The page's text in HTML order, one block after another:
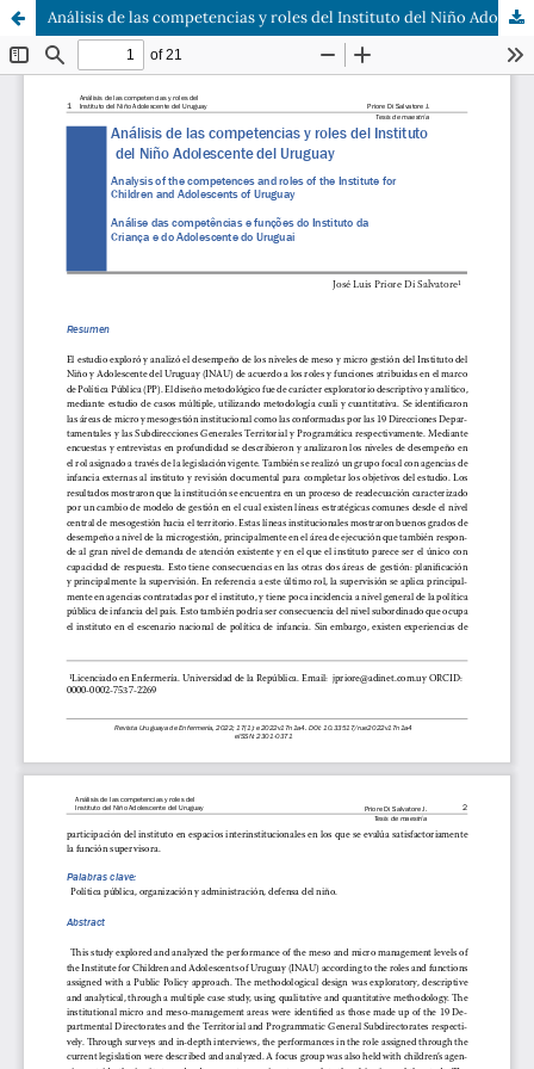
Análisis de las competencias y roles del Instituto del Niño Adolescente del Uruguay